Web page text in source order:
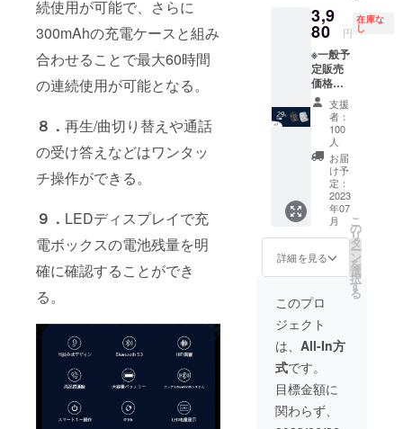
続使用が可能で、さらに
300mAhの充電ケースと組み
合わせることで最大60時間
の連続使用が可能となる。
８． 再生/曲切り替えや通話
の受け答えなどはワンタッ
チ操作ができる。
９． LEDディスプレイで充
電ボックスの電池残量を明
確に確認することができ
る。
ます。
※包装サ
イズ：
9.5*11.
5*3.8c
m ※総重
量：
121g ※
ラー：
ホワイ
トとブ
ラック
※お届け
日より
6ヶ月
間、起
案者に
よる保
ます。
3,9
80 円
在庫な
し
※一般予
定販売
価格：
5,606円
の
29％OF
F 1セッ
ト内
容：
BT500
本体x1
充電
ケース
x1 ケー
ブルx1
明書x1
※包装サ
イズ：
9.5*11.
5*3.8c
m ※総重
量：
121g ※
カ
支援
者：
100
人
お届
け予
定：
2023
年07
月
詳細を見る
こ
の
リ
タ
ー
ン
を
選
択
す
る
このプロ
ジェクト
は、 All-In方
式です。
目標金額に
関わらず、